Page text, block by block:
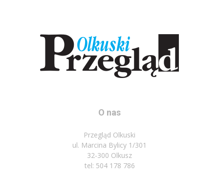
O nas
Przegląd Olkuski
ul. Marcina Bylicy 1/301
32-300 Olkusz
tel: 504 178 786